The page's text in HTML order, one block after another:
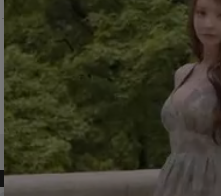
お問い合わせ